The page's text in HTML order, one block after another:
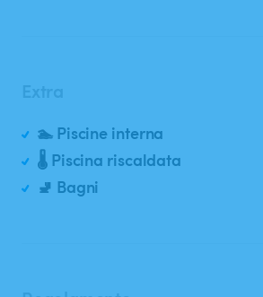
🏊 Piscine interna
🌡️ Piscina riscaldata
🚽 Bagni